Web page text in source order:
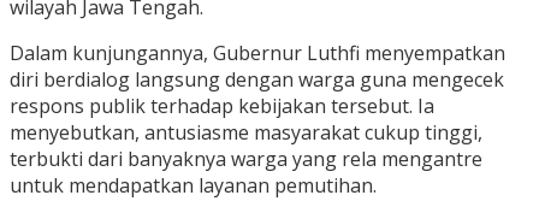
wilayah Jawa Tengah.
Dalam kunjungannya, Gubernur Luthfi menyempatkan
diri berdialog langsung dengan warga guna mengecek
respons publik terhadap kebijakan tersebut. Ia
menyebutkan, antusiasme masyarakat cukup tinggi,
terbukti dari banyaknya warga yang rela mengantre
untuk mendapatkan layanan pemutihan.